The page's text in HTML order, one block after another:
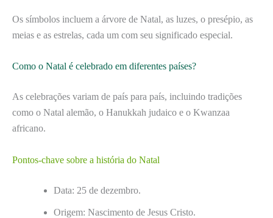
Os símbolos incluem a árvore de Natal, as luzes, o presépio, as
meias e as estrelas, cada um com seu significado especial.
Como o Natal é celebrado em diferentes países?
As celebrações variam de país para país, incluindo tradições
como o Natal alemão, o Hanukkah judaico e o Kwanzaa
africano.
Pontos-chave sobre a história do Natal
Data: 25 de dezembro.
Origem: Nascimento de Jesus Cristo.